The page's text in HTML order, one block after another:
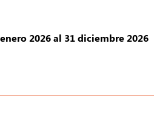
2026 al 31 diciembre 2026